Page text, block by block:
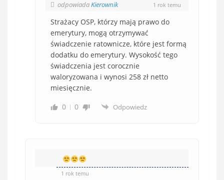
odpowiadaKierownik 1 rok temu
Strażacy OSP, którzy mają prawo do
emerytury, mogą otrzymywać
świadczenie ratownicze, które jest formą
dodatku do emerytury. Wysokość tego
świadczenia jest corocznie
waloryzowana i wynosi 258 zł netto
miesięcznie.
0
0 Odpowiedz
1 rok temu